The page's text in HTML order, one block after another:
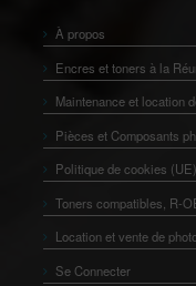
À propos
Encres et toners à la
Maintenance et location
Pièces et Composants
Politique de cookies (UE)
Toners compatibles, R-
Location et vente de
Se Connecter